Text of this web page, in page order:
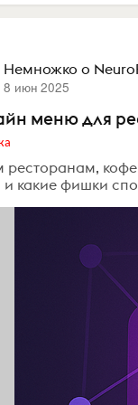
Немножко о
8 июн 2025
меню для
ресторанам,
какие фишки